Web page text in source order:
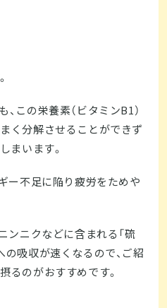
この栄養素（ビタミンB1）
く分解させることができず
まいます。
ー不足に陥り疲労をためや
ンニクなどに含まれる「硫
吸収が速くなるので、ご紹
るのがおすすめです。